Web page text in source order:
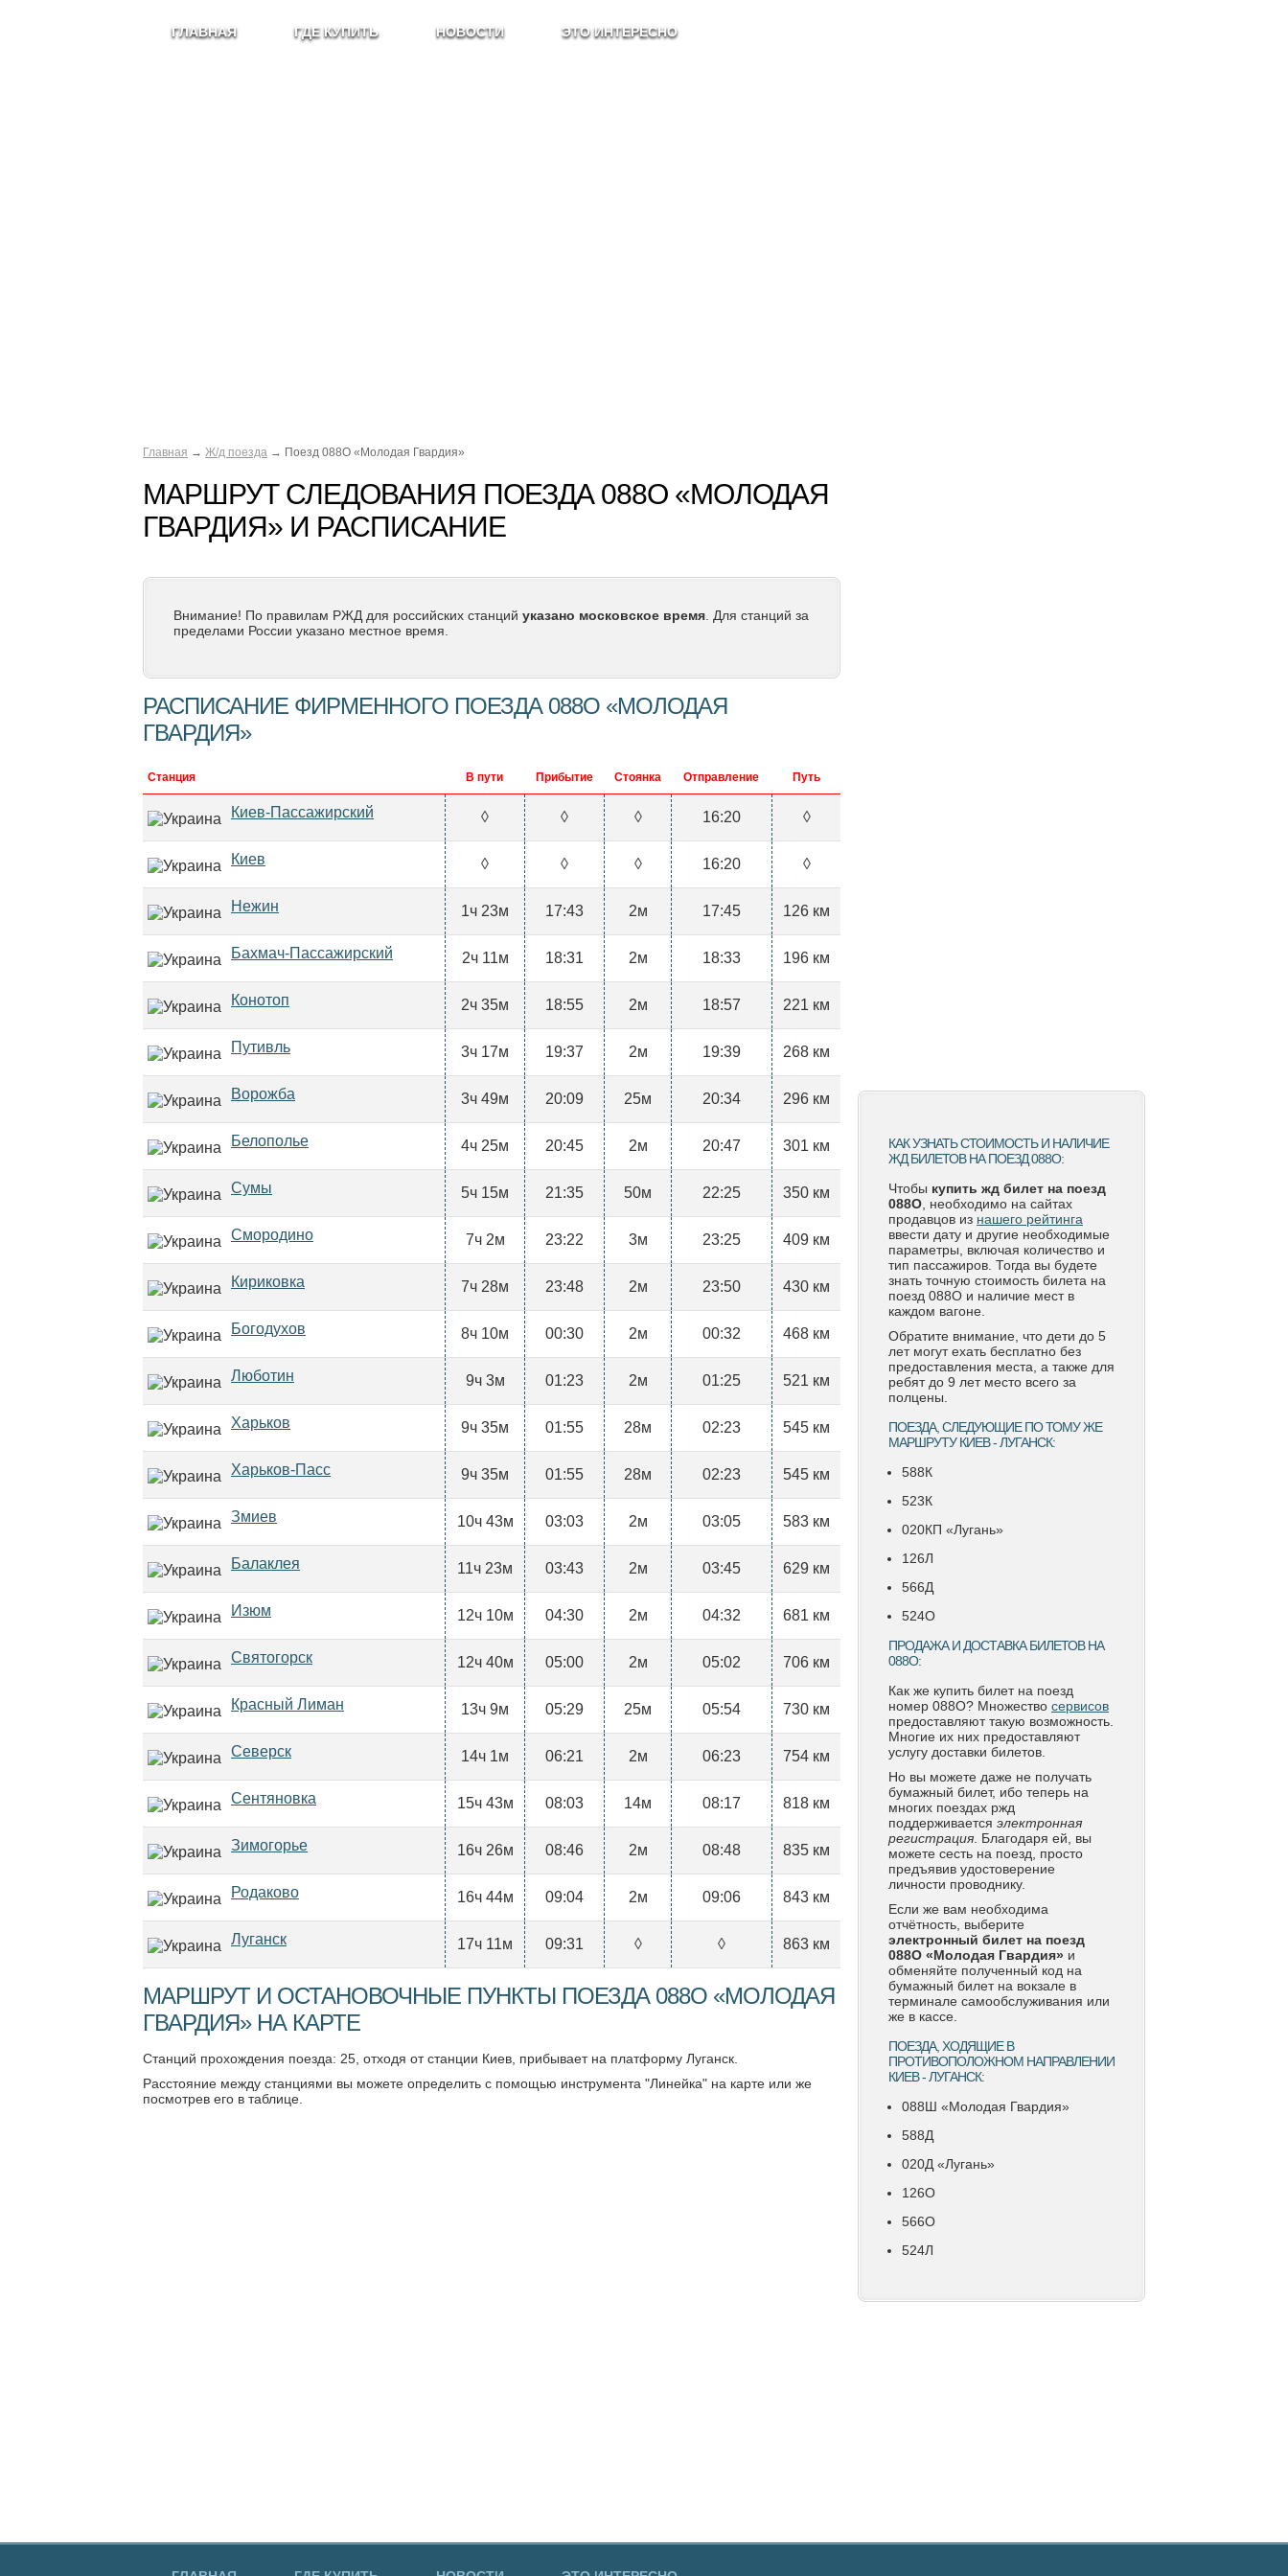
ГЛАВНАЯ ГДЕ КУПИТЬ НОВОСТИ ЭТО ИНТЕРЕСНО
Главная → Ж/д поезда → Поезд 088О «Молодая Гвардия»
МАРШРУТ СЛЕДОВАНИЯ ПОЕЗДА 088О «МОЛОДАЯ
ГВАРДИЯ» И РАСПИСАНИЕ
Внимание! По правилам РЖД для российских станций указано московское время . Для станций за
пределами России указано местное время.
РАСПИСАНИЕ ФИРМЕННОГО ПОЕЗДА 088О «МОЛОДАЯ
ГВАРДИЯ»
Станция В пути Прибытие Стоянка Отправление Путь
Киев-Пассажирский ◊ ◊ ◊ 16:20 ◊
Киев ◊ ◊ ◊ 16:20 ◊
Нежин 1ч 23м 17:43 2м 17:45 126 км
Бахмач-Пассажирский 2ч 11м 18:31 2м 18:33 196 км
Конотоп 2ч 35м 18:55 2м 18:57 221 км
Путивль 3ч 17м 19:37 2м 19:39 268 км
Ворожба 3ч 49м 20:09 25м 20:34 296 км
Белополье 4ч 25м 20:45 2м 20:47 301 км
Сумы 5ч 15м 21:35 50м 22:25 350 км
Смородино 7ч 2м 23:22 3м 23:25 409 км
Кириковка 7ч 28м 23:48 2м 23:50 430 км
Богодухов 8ч 10м 00:30 2м 00:32 468 км
Люботин 9ч 3м 01:23 2м 01:25 521 км
Харьков 9ч 35м 01:55 28м 02:23 545 км
Харьков-Пасс 9ч 35м 01:55 28м 02:23 545 км
Змиев 10ч 43м 03:03 2м 03:05 583 км
Балаклея 11ч 23м 03:43 2м 03:45 629 км
Изюм 12ч 10м 04:30 2м 04:32 681 км
Святогорск 12ч 40м 05:00 2м 05:02 706 км
Красный Лиман 13ч 9м 05:29 25м 05:54 730 км
Северск 14ч 1м 06:21 2м 06:23 754 км
Сентяновка 15ч 43м 08:03 14м 08:17 818 км
Зимогорье 16ч 26м 08:46 2м 08:48 835 км
Родаково 16ч 44м 09:04 2м 09:06 843 км
Луганск 17ч 11м 09:31 ◊ ◊ 863 км
МАРШРУТ И ОСТАНОВОЧНЫЕ ПУНКТЫ ПОЕЗДА 088О «МОЛОДАЯ
ГВАРДИЯ» НА КАРТЕ
Станций прохождения поезда: 25, отходя от станции Киев, прибывает на платформу Луганск.
Расстояние между станциями вы можете определить с помощью инструмента "Линейка" на карте или же
посмотрев его в таблице.
КАК УЗНАТЬ СТОИМОСТЬ И НАЛИЧИЕ
ЖД БИЛЕТОВ НА ПОЕЗД 088О:
Чтобы купить жд билет на поезд
088О , необходимо на сайтах
продавцов из нашего рейтинга
ввести дату и другие необходимые
параметры, включая количество и
тип пассажиров. Тогда вы будете
знать точную стоимость билета на
поезд 088О и наличие мест в
каждом вагоне.
Обратите внимание, что дети до 5
лет могут ехать бесплатно без
предоставления места, а также для
ребят до 9 лет место всего за
полцены.
ПОЕЗДА, СЛЕДУЮЩИЕ ПО ТОМУ ЖЕ
МАРШРУТУ КИЕВ - ЛУГАНСК:
588К
523К
020КП «Лугань»
126Л
566Д
524О
ПРОДАЖА И ДОСТАВКА БИЛЕТОВ НА
088О:
Как же купить билет на поезд
номер 088О? Множество сервисов
предоставляют такую возможность.
Многие их них предоставляют
услугу доставки билетов.
Но вы можете даже не получать
бумажный билет, ибо теперь на
многих поездах ржд
поддерживается электронная
регистрация . Благодаря ей, вы
можете сесть на поезд, просто
предъявив удостоверение
личности проводнику.
Если же вам необходима
отчётность, выберите
электронный билет на поезд
088О «Молодая Гвардия» и
обменяйте полученный код на
бумажный билет на вокзале в
терминале самообслуживания или
же в кассе.
ПОЕЗДА, ХОДЯЩИЕ В
ПРОТИВОПОЛОЖНОМ НАПРАВЛЕНИИ
КИЕВ - ЛУГАНСК:
088Ш «Молодая Гвардия»
588Д
020Д «Лугань»
126О
566О
524Л